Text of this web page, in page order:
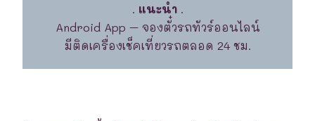
. แนะนำ.
Android App – จองตั๋วรถทัวร์ออนไลน์
มีติดเครื่องเช็คเที่ยวรถตลอด 24 ชม.